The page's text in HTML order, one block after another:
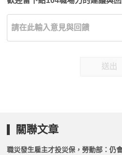
送出
關聯文章
職災發生雇主才投災保，勞動部：仍